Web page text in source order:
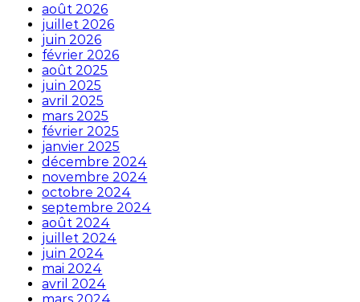
août 2026
juillet 2026
juin 2026
février 2026
août 2025
juin 2025
avril 2025
mars 2025
février 2025
janvier 2025
décembre 2024
novembre 2024
octobre 2024
septembre 2024
août 2024
juillet 2024
juin 2024
mai 2024
avril 2024